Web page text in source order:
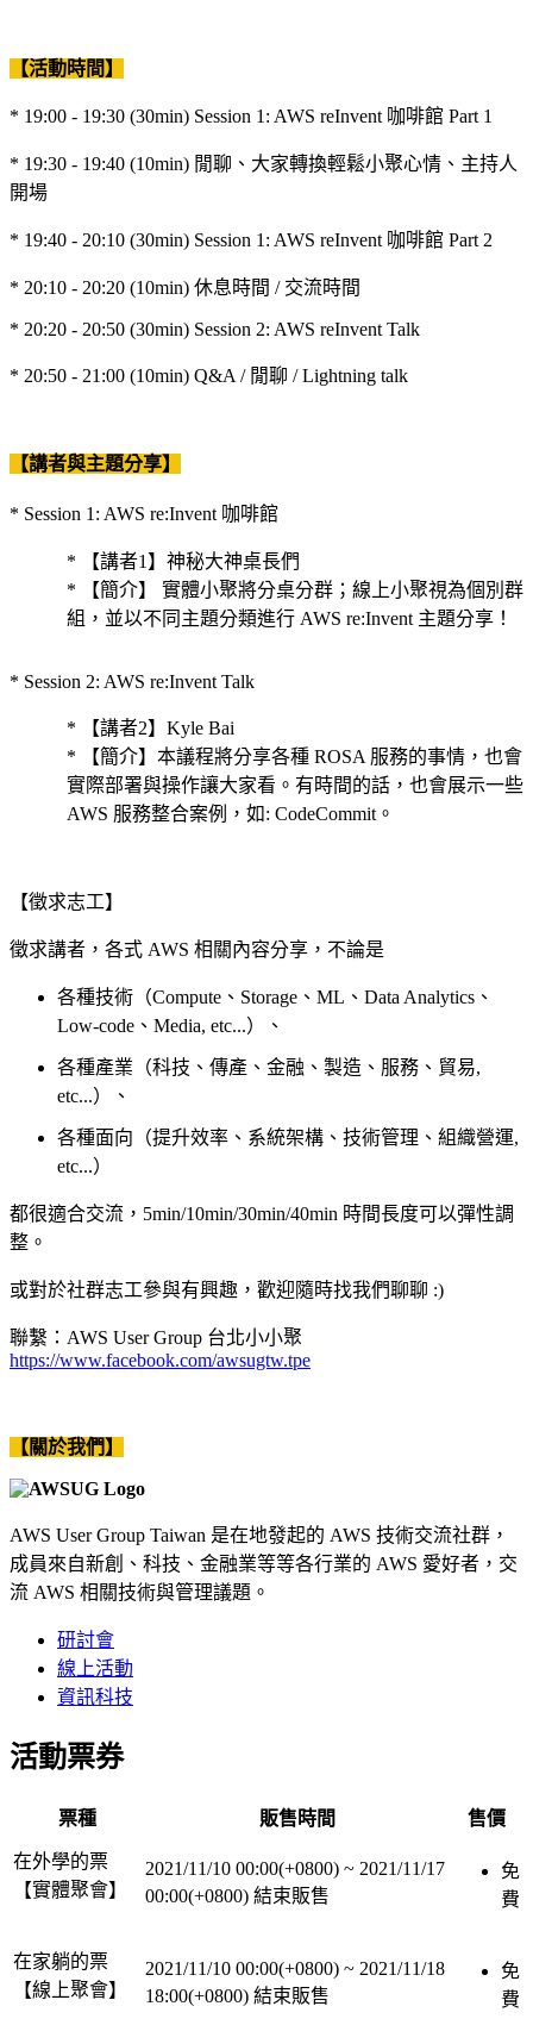
【活動時間】
* 19:00 - 19:30 (30min) Session 1: AWS reInvent 咖啡館 Part 1
* 19:30 - 19:40 (10min) 閒聊、大家轉換輕鬆小聚心情、主持人
開場
* 19:40 - 20:10 (30min) Session 1: AWS reInvent 咖啡館 Part 2
* 20:10 - 20:20 (10min) 休息時間 / 交流時間
* 20:20 - 20:50 (30min) Session 2: AWS reInvent Talk
* 20:50 - 21:00 (10min) Q&A / 閒聊 / Lightning talk
【講者與主題分享】
* Session 1: AWS re:Invent 咖啡館
* 【講者1】神秘大神桌長們
* 【簡介】 實體小聚將分桌分群；線上小聚視為個別群
組，並以不同主題分類進行 AWS re:Invent 主題分享！
* Session 2: AWS re:Invent Talk
* 【講者2】Kyle Bai
* 【簡介】本議程將分享各種 ROSA 服務的事情，也會
實際部署與操作讓大家看。有時間的話，也會展示一些
AWS 服務整合案例，如: CodeCommit。
【徵求志工】
徵求講者，各式 AWS 相關內容分享，不論是
各種技術（Compute、Storage、ML、Data Analytics、
Low-code、Media, etc...）、
各種產業（科技、傳產、金融、製造、服務、貿易,
etc...）、
各種面向（提升效率、系統架構、技術管理、組織營運,
etc...）
都很適合交流，5min/10min/30min/40min 時間長度可以彈性調
整。
或對於社群志工參與有興趣，歡迎隨時找我們聊聊 :)
聯繫：AWS User Group 台北小小聚
https://www.facebook.com/awsugtw.tpe
【關於我們】
AWS User Group Taiwan 是在地發起的 AWS 技術交流社群，
成員來自新創、科技、金融業等等各行業的 AWS 愛好者，交
流 AWS 相關技術與管理議題。
研討會
線上活動
資訊科技
活動票券
票種 販售時間 售價
在外學的票
【實體聚會】
2021/11/10 00:00(+0800) ~ 2021/11/17
00:00(+0800) 結束販售
免
費
在家躺的票
【線上聚會】
2021/11/10 00:00(+0800) ~ 2021/11/18
18:00(+0800) 結束販售
免
費